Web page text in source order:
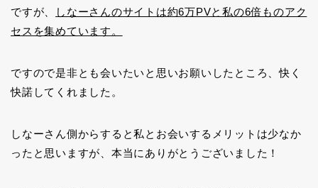
ですが、
しなーさんのサイトは約6万PVと私の6倍ものアク
セスを集めています。
ですので是非とも会いたいと思いお願いしたところ、快く
快諾してくれました。
しなーさん側からすると私とお会いするメリットは少なか
ったと思いますが、本当にありがとうございました！